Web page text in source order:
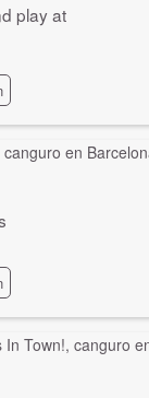
play at